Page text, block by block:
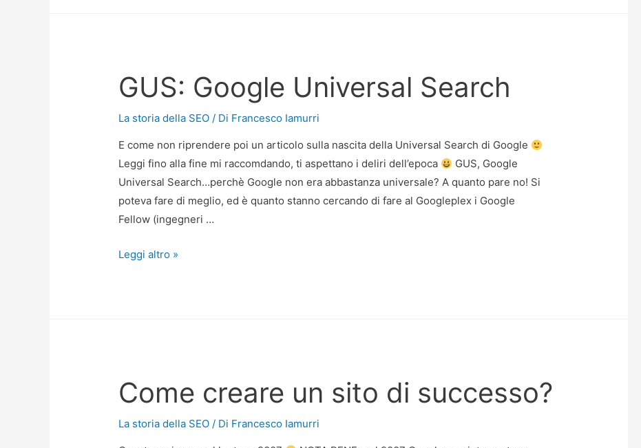
GUS: Google Universal Search
La storia della SEO / Di Francesco Iamurri
E come non riprendere poi un articolo sulla nascita della Universal Search di Google
Leggi fino alla fine mi raccomdando, ti aspettano i deliri dell’epoca
GUS, Google
Universal Search…perchè Google non era abbastanza universale? A quanto pare no! Si
poteva fare di meglio, ed è quanto stanno cercando di fare al Googleplex i Google
Fellow (ingegneri …
GUS:
Leggi altro »
Come creare un sito di successo?
La storia della SEO / Di Francesco Iamurri